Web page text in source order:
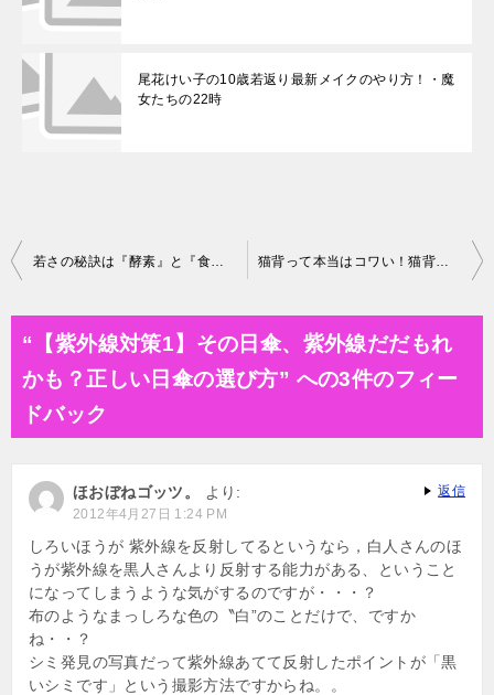
尾花けい子の10歳若返り最新メイクのやり方！・魔
女たちの22時
投
ー
ョ
若さの秘訣は『酵素』と『食べ順』にある！ 猫背って本当はコワい！猫背解消ストレッチ法
“【紫外線対策1】その日傘、紫外線だだもれ
かも？正しい日傘の選び方” への3件のフィー
ドバック
ほおぼねゴッツ。 より:
2012年4月27日 1:24 PM
しろいほうが 紫外線を反射してるというなら，白人さんのほ
うが紫外線を黒人さんより反射する能力がある、ということ
になってしまうような気がするのですが・・・？
布のようなまっしろな色の〝白”のことだけで、ですか
ね・・？
シミ発見の写真だって紫外線あてて反射したポイントが「黒
いシミです」という撮影方法ですからね。。
返信